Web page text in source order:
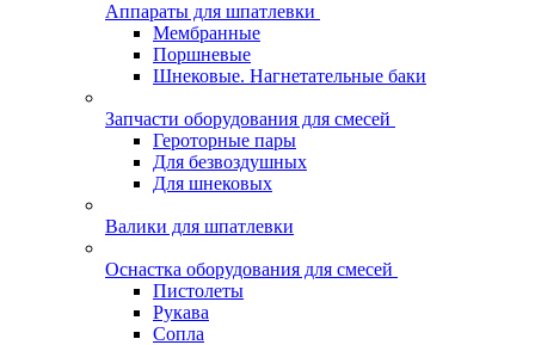
Аппараты для шпатлевки
Мембранные
Поршневые
Шнековые. Нагнетательные баки
Запчасти оборудования для смесей
Героторные пары
Для безвоздушных
Для шнековых
Валики для шпатлевки
Оснастка оборудования для смесей
Пистолеты
Рукава
Сопла